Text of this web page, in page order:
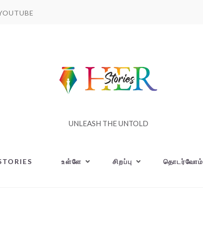
UNLEASH THE UNTOLD
உள்ளே சிறப்பு தொடர்வோம்